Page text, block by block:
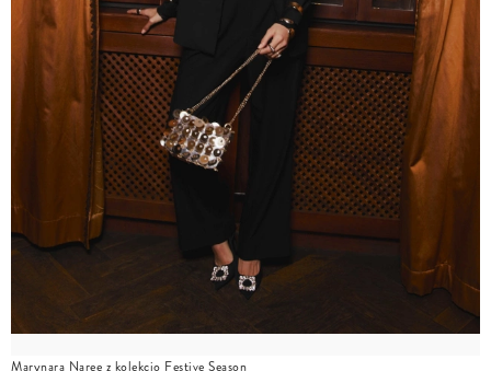
Marynara Naree z kolekcjo Festive Season